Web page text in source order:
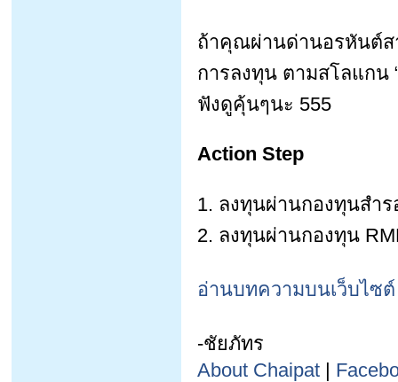
ถ้าคุณผ่านด่านอรหันต์
การลงทุน ตามสโลแกน
ฟังดูคุ้นๆนะ 555
Action Step
1. ลงทุนผ่านกองทุนสำร
2. ลงทุนผ่านกองทุน
อ่านบทความบนเว็บไซต์
-ชัยภัทร
About Chaipat |